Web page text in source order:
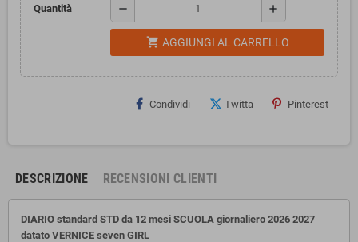
Quantità remove add
shopping_cart AGGIUNGI AL CARRELLO
Condividi Twitta Pinterest
DESCRIZIONE RECENSIONI CLIENTI
DIARIO standard STD da 12 mesi SCUOLA giornaliero 2026 2027
datato VERNICE seven GIRL